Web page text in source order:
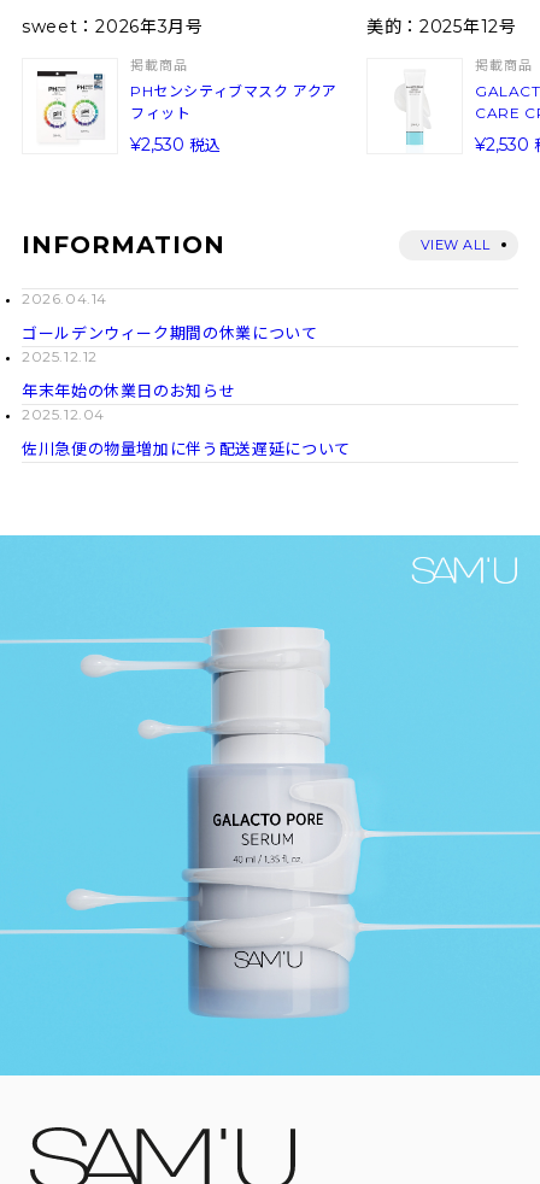
sweet：2026年3月号
掲載商品
PHセンシティブマスク アクア
フィット
2,530
美的：2025年12号
掲載商品
CARE
2,530
INFORMATION VIEW ALL
2026.04.14
ゴールデンウィーク期間の休業について
2025.12.12
年末年始の休業日のお知らせ
2025.12.04
佐川急便の物量増加に伴う配送遅延について